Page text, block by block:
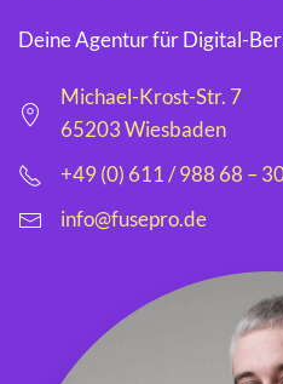
Deine Agentur für Digital-
Michael-Krost-Str. 7
65203 Wiesbaden
+49 (0) 611 / 988 68 –
info@fusepro.de